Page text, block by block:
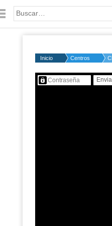
Palabra o frase:
Inicio Centros
Contenido protegido…